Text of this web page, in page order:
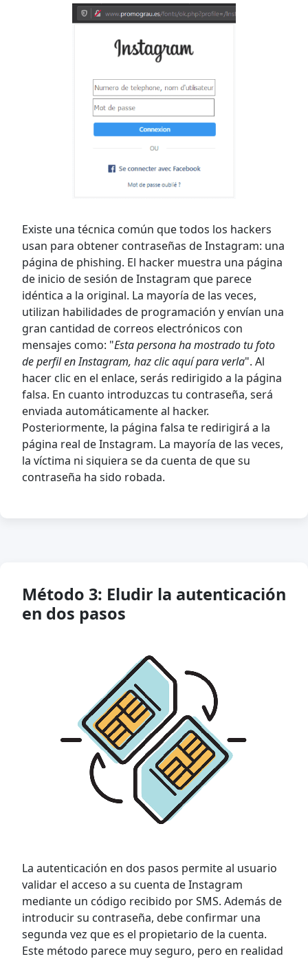
Existe una técnica común que todos los hackers
usan para obtener contraseñas de Instagram: una
página de phishing. El hacker muestra una página
de inicio de sesión de Instagram que parece
idéntica a la original. La mayoría de las veces,
utilizan habilidades de programación y envían una
gran cantidad de correos electrónicos con
mensajes como: "Esta persona ha mostrado tu foto
de perfil en Instagram, haz clic aquí para verla". Al
hacer clic en el enlace, serás redirigido a la página
falsa. En cuanto introduzcas tu contraseña, será
enviada automáticamente al hacker.
Posteriormente, la página falsa te redirigirá a la
página real de Instagram. La mayoría de las veces,
la víctima ni siquiera se da cuenta de que su
contraseña ha sido robada.
Método 3: Eludir la autenticación
en dos pasos
La autenticación en dos pasos permite al usuario
validar el acceso a su cuenta de Instagram
mediante un código recibido por SMS. Además de
introducir su contraseña, debe confirmar una
segunda vez que es el propietario de la cuenta.
Este método parece muy seguro, pero en realidad